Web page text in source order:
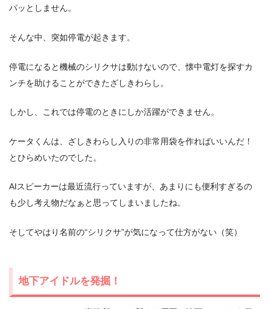
パッとしません。
そんな中、突如停電が起きます。
停電になると機械のシリクサは動けないので、懐中電灯を探すカ
ンチを助けることができたざしきわらし。
しかし、これでは停電のときにしか活躍ができません。
ケータくんは、ざしきわらし入りの非常用袋を作ればいいんだ！
とひらめいたのでした。
AIスピーカーは最近流行っていますが、あまりにも便利すぎるの
も少し考え物だなぁと思ってしまいましたね。
そしてやはり名前の“シリクサ”が気になって仕方がない（笑）
地下アイドルを発掘！